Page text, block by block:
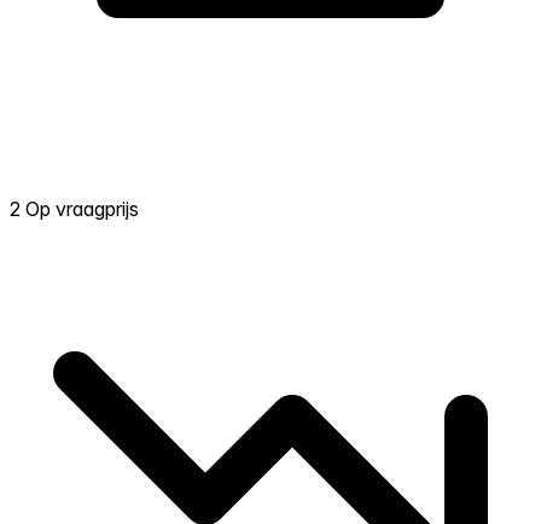
2 Op vraagprijs